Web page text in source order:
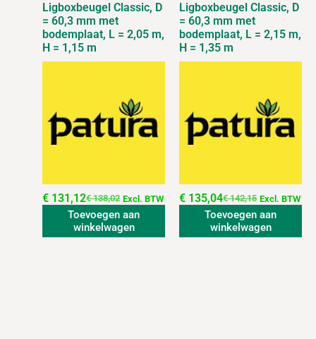
Ligboxbeugel Classic, D
= 60,3 mm met
bodemplaat, L = 2,05 m,
H = 1,15 m
€138,02
€ 131,12 Excl. BTW
Toevoegen aan
winkelwagen
Ligboxbeugel Classic, D
= 60,3 mm met
bodemplaat, L = 2,15 m,
H = 1,35 m
€142,15
€ 135,04 Excl. BTW
Toevoegen aan
winkelwagen